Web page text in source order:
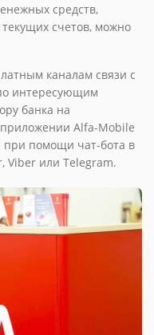
средств,
счетов, можно
каналам связи с
интересующим
банка на
Alfa-Mobile
при помощи чат-бота в
Viber или Telegram.